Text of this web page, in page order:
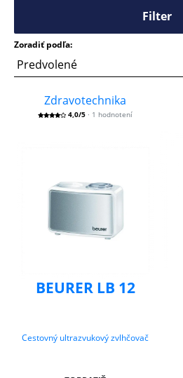
Filter
Zoradiť podľa:
Zdravotechnika
4,0/5 · 1 hodnotení
BEURER LB 12
Cestovný ultrazvukový zvlhčovač